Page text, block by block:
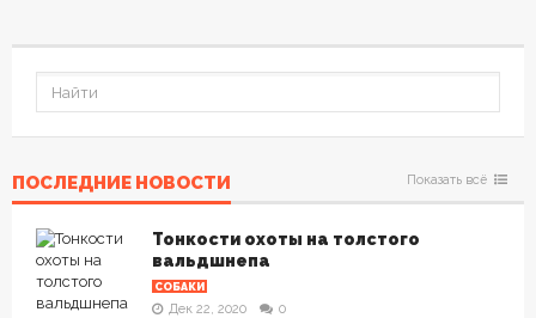
ПОСЛЕДНИЕ НОВОСТИ Показать всё
Тонкости охоты на толстого
вальдшнепа
СОБАКИ
Дек 22, 2020 0